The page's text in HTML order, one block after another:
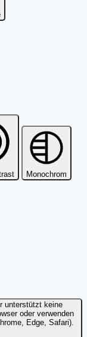
Monochrom
unterstützt keine
oder verwenden
Edge, Safari).